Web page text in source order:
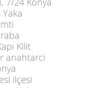
Kilit
anahtarci
ilçesi